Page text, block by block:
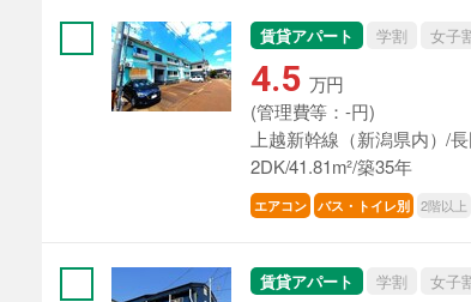
賃貸アパート 学割 女子
4.5 万円
(管理費等：-円)
上越新幹線（新潟県内）/
2DK/41.81m²/築35年
エアコン バス・トイレ別 2階以上
賃貸アパート 学割 女子